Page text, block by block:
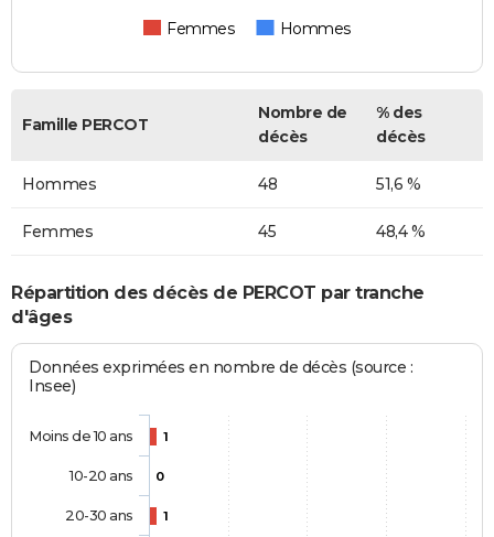
Femmes Hommes
Famille PERCOT
Nombre de
décès
% des
décès
Hommes 48 51,6 %
Femmes 45 48,4 %
Répartition des décès de PERCOT par tranche
d'âges
Données exprimées en nombre de décès (source :
Insee)
1
0
1
Moins de 10 ans
10-20 ans
20-30 ans